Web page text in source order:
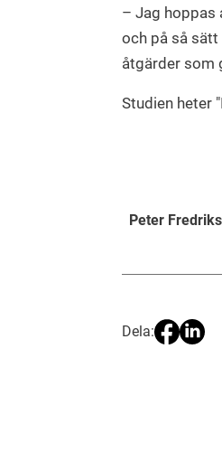
– Jag hoppas
och på så
åtgärder som
Studien heter
Peter
Dela: